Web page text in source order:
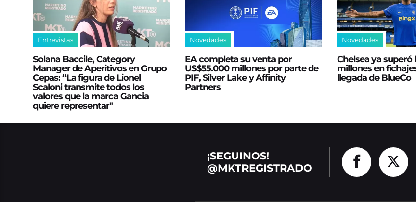
Entrevistas
Solana Baccile, Category
Manager de Aperitivos en Grupo
Cepas: “La figura de Lionel
Scaloni transmite todos los
valores que la marca Gancia
quiere representar"
Novedades
EA completa su venta por
US$55.000 millones por parte de
PIF, Silver Lake y Affinity
Partners
Novedades
Chelsea ya superó
millones en
llegada de BlueCo
¡SEGUINOS!
@MKTREGISTRADO